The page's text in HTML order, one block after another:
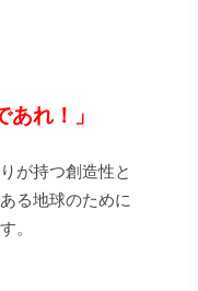
あれ！」
が持つ創造性と
る地球のために
。